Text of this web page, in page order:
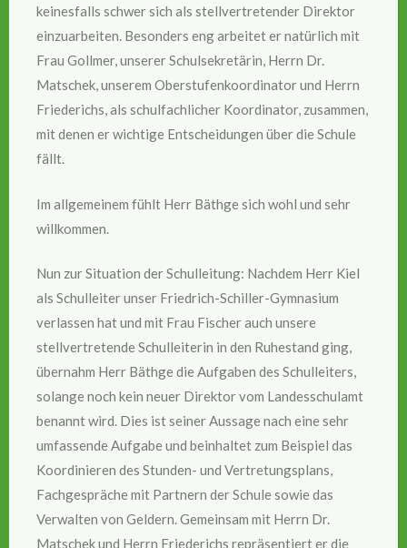
keinesfalls schwer sich als stellvertretender Direktor
einzuarbeiten. Besonders eng arbeitet er natürlich mit
Frau Gollmer, unserer Schulsekretärin, Herrn Dr.
Matschek, unserem Oberstufenkoordinator und Herrn
Friederichs, als schulfachlicher Koordinator, zusammen,
mit denen er wichtige Entscheidungen über die Schule
fällt.
Im allgemeinem fühlt Herr Bäthge sich wohl und sehr
willkommen.
Nun zur Situation der Schulleitung: Nachdem Herr Kiel
als Schulleiter unser Friedrich-Schiller-Gymnasium
verlassen hat und mit Frau Fischer auch unsere
stellvertretende Schulleiterin in den Ruhestand ging,
übernahm Herr Bäthge die Aufgaben des Schulleiters,
solange noch kein neuer Direktor vom Landesschulamt
benannt wird. Dies ist seiner Aussage nach eine sehr
umfassende Aufgabe und beinhaltet zum Beispiel das
Koordinieren des Stunden- und Vertretungsplans,
Fachgespräche mit Partnern der Schule sowie das
Verwalten von Geldern. Gemeinsam mit Herrn Dr.
Matschek und Herrn Friederichs repräsentiert er die